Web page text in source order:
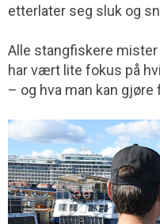
etterlater seg sluk og
Alle stangfiskere
har vært lite fokus på
– og hva man kan